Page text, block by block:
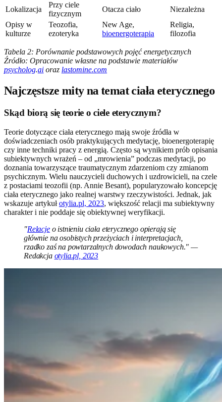
Lokalizacja
Przy ciele
fizycznym
Otacza ciało
Niezależna
Opisy w
kulturze
Teozofia,
ezoteryka
New Age,
bioenergoterapia
Religia,
filozofia
Tabela 2: Porównanie podstawowych pojęć energetycznych
Źródło: Opracowanie własne na podstawie materiałów
psycholog.ai oraz lastomine.com
Najczęstsze mity na temat ciała eterycznego
Skąd biorą się teorie o ciele eterycznym?
Teorie dotyczące ciała eterycznego mają swoje źródła w
doświadczeniach osób praktykujących medytację, bioenergoterapię
czy inne techniki pracy z energią. Często są wynikiem prób opisania
subiektywnych wrażeń – od „mrowienia” podczas medytacji, po
doznania towarzyszące traumatycznym zdarzeniom czy zmianom
psychicznym. Wielu nauczycieli duchowych i uzdrowicieli, na czele
z postaciami teozofii (np. Annie Besant), popularyzowało koncepcję
ciała eterycznego jako realnej warstwy rzeczywistości. Jednak, jak
wskazuje artykułotylia.pl, 2023, większość relacji ma subiektywny
charakter i nie poddaje się obiektywnej weryfikacji.
"Relacjeo istnieniu ciała eterycznego opierają się
głównie na osobistych przeżyciach i interpretacjach,
rzadko zaś na powtarzalnych dowodach naukowych." —
Redakcja otylia.pl, 2023